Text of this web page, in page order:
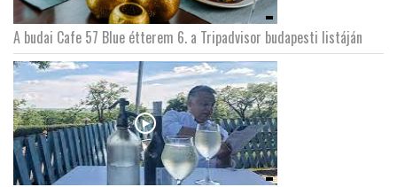
A budai Cafe 57 Blue étterem 6. a Tripadvisor budapesti listáján